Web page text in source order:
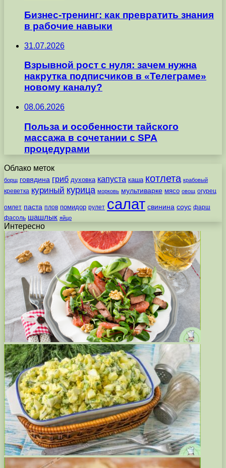
Бизнес-тренинг: как превратить знания
в рабочие навыки
31.07.2026
Взрывной рост с нуля: зачем нужна
накрутка подписчиков в «Телеграме»
новому каналу?
08.06.2026
Польза и особенности тайского
массажа в сочетании с SPA
процедурами
Облако меток
борщ говядина гриб духовка капуста каша котлета крабовый
креветка куриный курица морковь мультиварке мясо овощ огурец
омлет паста плов помидор рулет салат свинина соус фарш
фасоль шашлык яйцо
Интересно